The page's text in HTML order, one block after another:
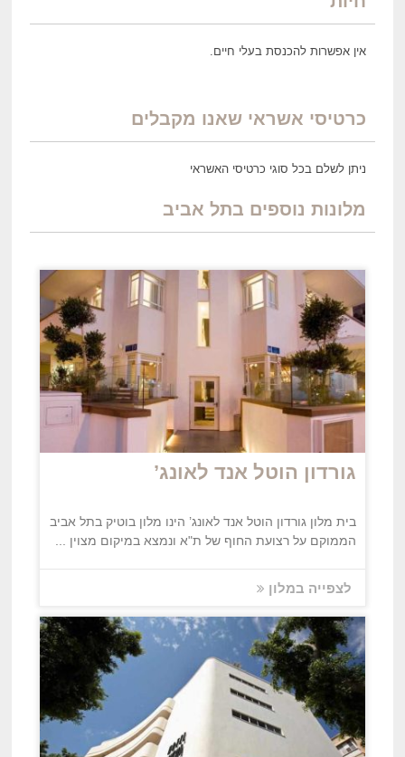
אין אפשרות להכנסת בעלי חיים.
כרטיסי אשראי שאנו מקבלים
ניתן לשלם בכל סוגי כרטיסי האשראי
מלונות נוספים בתל אביב
גורדון הוטל אנד לאונג’
בית מלון גורדון הוטל אנד לאונג’ הינו מלון בוטיק בתל אביב
הממוקם על רצועת החוף של ת"א ונמצא במיקום מצוין ...
לצפייה במלון